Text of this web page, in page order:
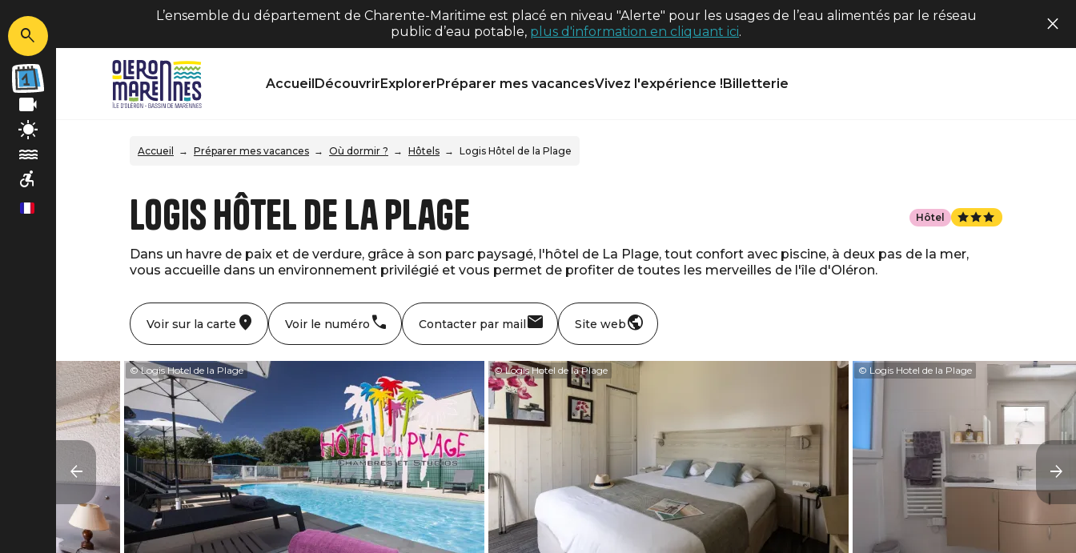
L’ensemble du département de Charente-Maritime est placé en niveau "Alerte" pour les usages de l’eau alimentés par le réseau
public d’eau potable, plus d'information en cliquant ici.
fr
AccueilDécouvrirExplorerPréparer mes vacancesVivez l'expérience !Billetterie
Accueil Préparer mes vacances Où dormir ? Hôtels Logis Hôtel de la Plage
Logis Hôtel de la Plage
Dans un havre de paix et de verdure, grâce à son parc paysagé, l'hôtel de La Plage, tout confort avec piscine, à deux pas de la mer,
vous accueille dans un environnement privilégié et vous permet de profiter de toutes les merveilles de l'île d'Oléron.
Hôtel
Voir sur la carte Voir le numéro Contacter par mail Site web
© Logis Hotel de la Plage © Logis Hotel de la Plage © Logis Hotel de la Plage